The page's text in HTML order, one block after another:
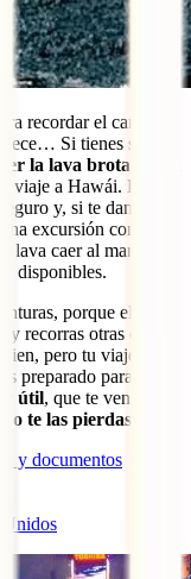
recordar el camino
Si tienes suerte,
la lava brotar de la
viaje a Hawái. Eso sí,
y, si te dan
excursión con guía.
lava caer al mar, pero
disponibles.
porque el
recorras otras de sus
pero tu viaje
preparado para ti
útil, que te vendrán
no te las pierdas
y documentos
Unidos